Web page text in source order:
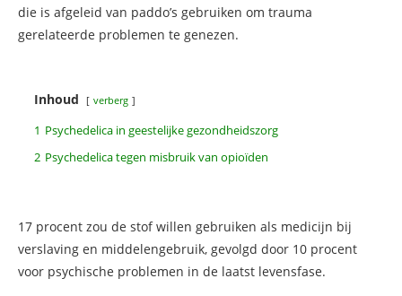
die is afgeleid van paddo’s gebruiken om trauma
gerelateerde problemen te genezen.
Inhoud verberg
1 Psychedelica in geestelijke gezondheidszorg
2 Psychedelica tegen misbruik van opioïden
17 procent zou de stof willen gebruiken als medicijn bij
verslaving en middelengebruik, gevolgd door 10 procent
voor psychische problemen in de laatst levensfase.